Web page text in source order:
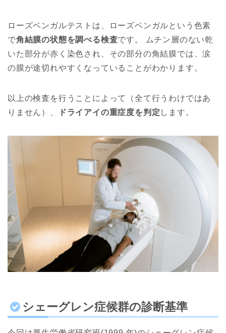
ローズベンガルテストは、ローズベンガルという色素
で角結膜の状態を調べる検査です。 ムチン層のない乾
いた部分が赤く染色され、その部分の角結膜では、涙
の膜が途切れやすくなっていることがわかります。
以上の検査を行うことによって（全て行うわけではあ
りません）、
ドライアイの重症度を判定 します。
シェーグレン症候群の診断基準